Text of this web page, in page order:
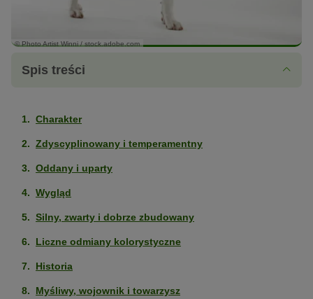
© Photo Artist Winni / stock.adobe.com
Spis treści
Charakter
Zdyscyplinowany i temperamentny
Oddany i uparty
Wygląd
Silny, zwarty i dobrze zbudowany
Liczne odmiany kolorystyczne
Historia
Myśliwy, wojownik i towarzysz